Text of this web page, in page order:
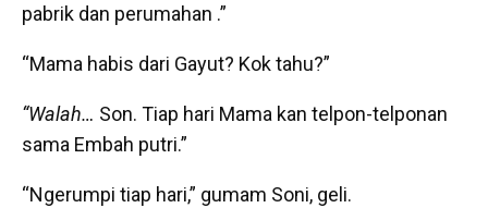
pabrik dan perumahan .”
“Mama habis dari Gayut? Kok tahu?”
“Walah… Son. Tiap hari Mama kan telpon-telponan
sama Embah putri.”
“Ngerumpi tiap hari,” gumam Soni, geli.